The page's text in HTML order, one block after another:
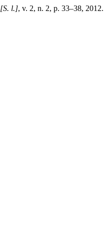
[S. l.], v. 2, n. 2, p. 33–38, 2012.